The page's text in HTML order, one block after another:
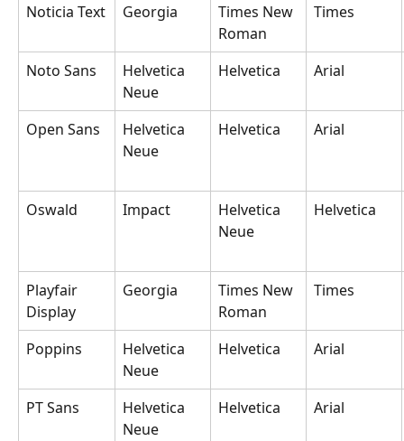
Noticia Text Georgia
Times New
Roman
Times
Noto Sans
Helvetica
Neue
Helvetica Arial
Open Sans
Helvetica
Neue
Helvetica Arial
Oswald Impact
Helvetica
Neue
Helvetica
Playfair
Display
Georgia
Times New
Roman
Times
Poppins
Helvetica
Neue
Helvetica Arial
PT Sans
Helvetica
Neue
Helvetica Arial